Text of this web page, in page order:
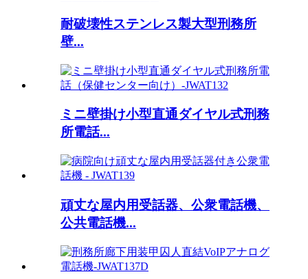
耐破壊性ステンレス製大型刑務所
壁...
ミニ壁掛け小型直通ダイヤル式刑務
所電話...
頑丈な屋内用受話器、公衆電話機、
公共電話機...